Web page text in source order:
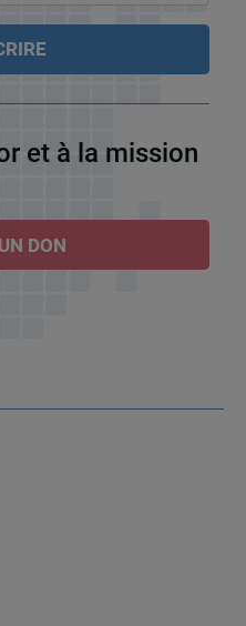
et à la mission
DON